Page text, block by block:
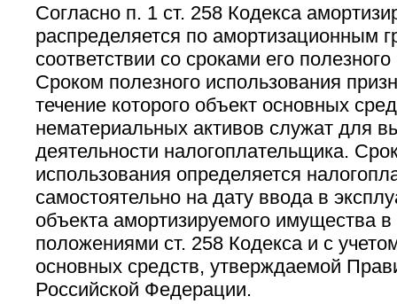
Согласно п. 1 ст. 258 Кодекса
распределяется по амортизационным
соответствии со сроками его
Сроком полезного использования
течение которого объект основных
нематериальных активов служат для
деятельности налогоплательщика.
использования определяется
самостоятельно на дату ввода в
объекта амортизируемого имущества в
положениями ст. 258 Кодекса и с
основных средств, утверждаемой
Российской Федерации.